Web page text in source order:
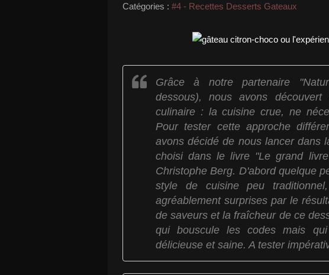
Catégories : #4 - Recettes Desserts Gateaux
Grâce à notre partenaire
dessous), nous avons découvert
culinaire : la cuisine crue, ne
Pour tester cette approche
avons décidé de nous lancer dans
choisi dans le livre "Le grand
Christophe Berg. D'abord quelque
style de cuisine peu
agréablement surprises par le
de saveurs et la fraîcheur de ce
qui bouscule les codes mais
délicieuse et saine. A tester